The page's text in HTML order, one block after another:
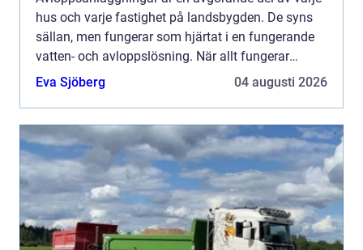
hus och varje fastighet på landsbygden. De syns
sällan, men fungerar som hjärtat i en fungerande
vatten- och avloppslösning. När allt fungerar
märks nä...
Eva Sjöberg 04 augusti 2026